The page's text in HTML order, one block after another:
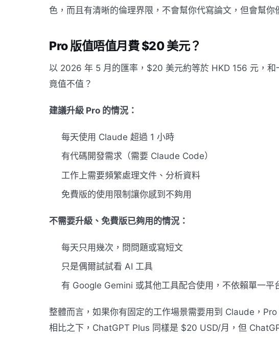
色，而且有清晰的倫理界限，不會幫你代寫論文，但會幫你
Pro 版值唔值月費 $20 美元？
以 2026 年 5 月的匯率，$20 美元約等於 HKD 156 元，
竟值不值？
建議升級 Pro 的情況：
每天使用 Claude 超過 1 小時
有代碼開發需求（需要 Claude Code）
工作上需要頻繁處理文件、分析資料
免費版的使用限制讓你感到不夠用
不需要升級、免費版已夠用的情況：
每天只用幾次，問問題或寫短文
只是偶爾試試看 AI 工具
有 Google Gemini 或其他工具配合使用，不依賴單一平
整體而言，如果你有固定的工作場景需要用到 Claude，
相比之下，ChatGPT Plus 同樣是 $20 USD/月，但